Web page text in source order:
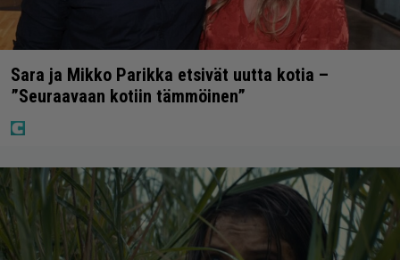
Sara ja Mikko Parikka etsivät uutta kotia –
”Seuraavaan kotiin tämmöinen”